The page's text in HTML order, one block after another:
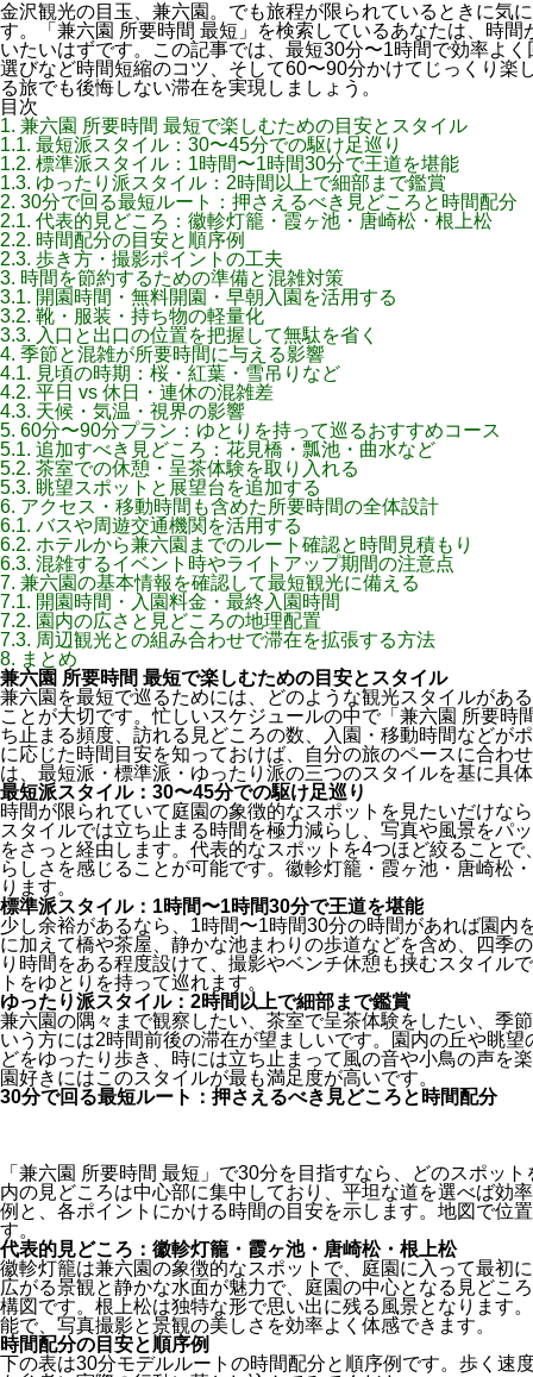
金沢観光の目玉、兼六園。でも旅程が限られているときに気
す。「兼六園 所要時間 最短」を検索しているあなたは、時
いたいはずです。この記事では、最短30分〜1時間で効率よ
選びなど時間短縮のコツ、そして60〜90分かけてじっくり楽
る旅でも後悔しない滞在を実現しましょう。
目次
1. 兼六園 所要時間 最短で楽しむための目安とスタイル
1.1. 最短派スタイル：30〜45分での駆け足巡り
1.2. 標準派スタイル：1時間〜1時間30分で王道を堪能
1.3. ゆったり派スタイル：2時間以上で細部まで鑑賞
2. 30分で回る最短ルート：押さえるべき見どころと時間配分
2.1. 代表的見どころ：徽軫灯籠・霞ヶ池・唐崎松・根上松
2.2. 時間配分の目安と順序例
2.3. 歩き方・撮影ポイントの工夫
3. 時間を節約するための準備と混雑対策
3.1. 開園時間・無料開園・早朝入園を活用する
3.2. 靴・服装・持ち物の軽量化
3.3. 入口と出口の位置を把握して無駄を省く
4. 季節と混雑が所要時間に与える影響
4.1. 見頃の時期：桜・紅葉・雪吊りなど
4.2. 平日 vs 休日・連休の混雑差
4.3. 天候・気温・視界の影響
5. 60分〜90分プラン：ゆとりを持って巡るおすすめコース
5.1. 追加すべき見どころ：花見橋・瓢池・曲水など
5.2. 茶室での休憩・呈茶体験を取り入れる
5.3. 眺望スポットと展望台を追加する
6. アクセス・移動時間も含めた所要時間の全体設計
6.1. バスや周遊交通機関を活用する
6.2. ホテルから兼六園までのルート確認と時間見積もり
6.3. 混雑するイベント時やライトアップ期間の注意点
7. 兼六園の基本情報を確認して最短観光に備える
7.1. 開園時間・入園料金・最終入園時間
7.2. 園内の広さと見どころの地理配置
7.3. 周辺観光との組み合わせで滞在を拡張する方法
8. まとめ
兼六園 所要時間 最短で楽しむための目安とスタイル
兼六園を最短で巡るためには、どのような観光スタイルがあ
ことが大切です。忙しいスケジュールの中で「兼六園 所要時
ち止まる頻度、訪れる見どころの数、入園・移動時間などが
に応じた時間目安を知っておけば、自分の旅のペースに合わ
は、最短派・標準派・ゆったり派の三つのスタイルを基に具
最短派スタイル：30〜45分での駆け足巡り
時間が限られていて庭園の象徴的なスポットを見たいだけな
スタイルでは立ち止まる時間を極力減らし、写真や風景をパ
をさっと経由します。代表的なスポットを4つほど絞ること
らしさを感じることが可能です。徽軫灯籠・霞ヶ池・唐崎松
ります。
標準派スタイル：1時間〜1時間30分で王道を堪能
少し余裕があるなら、1時間〜1時間30分の時間があれば園内
に加えて橋や茶屋、静かな池まわりの歩道などを含め、四季
り時間をある程度設けて、撮影やベンチ休憩も挟むスタイル
トをゆとりを持って巡れます。
ゆったり派スタイル：2時間以上で細部まで鑑賞
兼六園の隅々まで観察したい、茶室で呈茶体験をしたい、季
いう方には2時間前後の滞在が望ましいです。園内の丘や眺
どをゆったり歩き、時には立ち止まって風の音や小鳥の声を
園好きにはこのスタイルが最も満足度が高いです。
30分で回る最短ルート：押さえるべき見どころと時間配分
「兼六園 所要時間 最短」で30分を目指すなら、どのスポッ
内の見どころは中心部に集中しており、平坦な道を選べば効
例と、各ポイントにかける時間の目安を示します。地図で位
す。
代表的見どころ：徽軫灯籠・霞ヶ池・唐崎松・根上松
徽軫灯籠は兼六園の象徴的なスポットで、庭園に入って最初
広がる景観と静かな水面が魅力で、庭園の中心となる見どこ
構図です。根上松は独特な形で思い出に残る風景となります
能で、写真撮影と景観の美しさを効率よく体感できます。
時間配分の目安と順序例
下の表は30分モデルルートの時間配分と順序例です。歩く速